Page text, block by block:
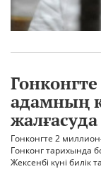
адамның
жалғасуда
Гонконгте 2
Гонконг тарихында
Жексенбі күні билік